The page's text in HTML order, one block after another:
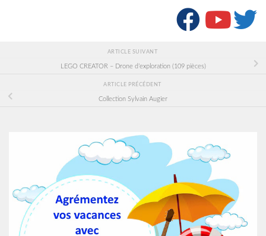
ARTICLE SUIVANT
LEGO CREATOR – Drone d’exploration (109 pièces)
ARTICLE PRÉCÉDENT
Collection Sylvain Augier